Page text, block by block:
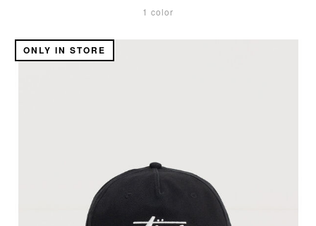
1 color
ONLY IN STORE